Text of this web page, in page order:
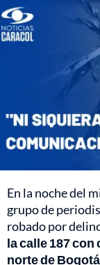
En la noche del
grupo de
robado por
la calle 187 con
norte de